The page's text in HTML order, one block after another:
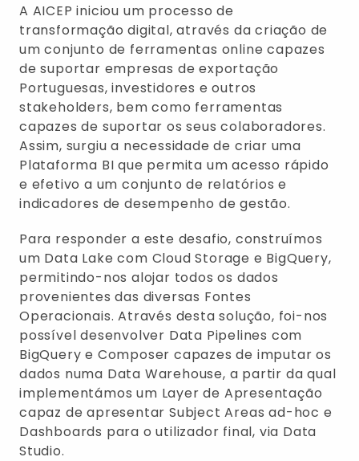
A AICEP iniciou um processo de
transformação digital, através da criação de
um conjunto de ferramentas online capazes
de suportar empresas de exportação
Portuguesas, investidores e outros
stakeholders, bem como ferramentas
capazes de suportar os seus colaboradores.
Assim, surgiu a necessidade de criar uma
Plataforma BI que permita um acesso rápido
e efetivo a um conjunto de relatórios e
indicadores de desempenho de gestão.
Para responder a este desafio, construímos
um Data Lake com Cloud Storage e BigQuery,
permitindo-nos alojar todos os dados
provenientes das diversas Fontes
Operacionais. Através desta solução, foi-nos
possível desenvolver Data Pipelines com
BigQuery e Composer capazes de imputar os
dados numa Data Warehouse, a partir da qual
implementámos um Layer de Apresentação
capaz de apresentar Subject Areas ad-hoc e
Dashboards para o utilizador final, via Data
Studio.